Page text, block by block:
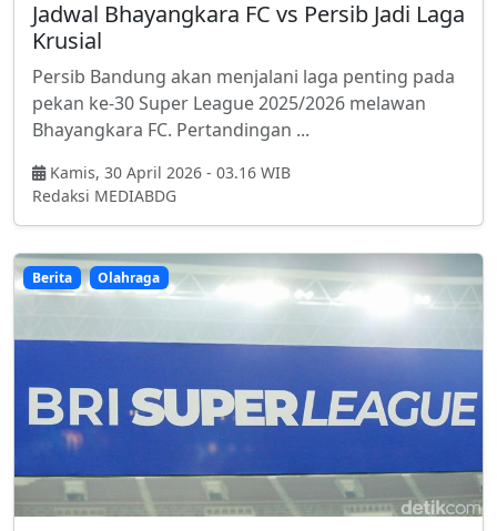
Jadwal Bhayangkara FC vs Persib Jadi Laga
Krusial
Persib Bandung akan menjalani laga penting pada
pekan ke-30 Super League 2025/2026 melawan
Bhayangkara FC. Pertandingan ...
Kamis, 30 April 2026 - 03.16 WIB
Redaksi MEDIABDG
Berita Olahraga